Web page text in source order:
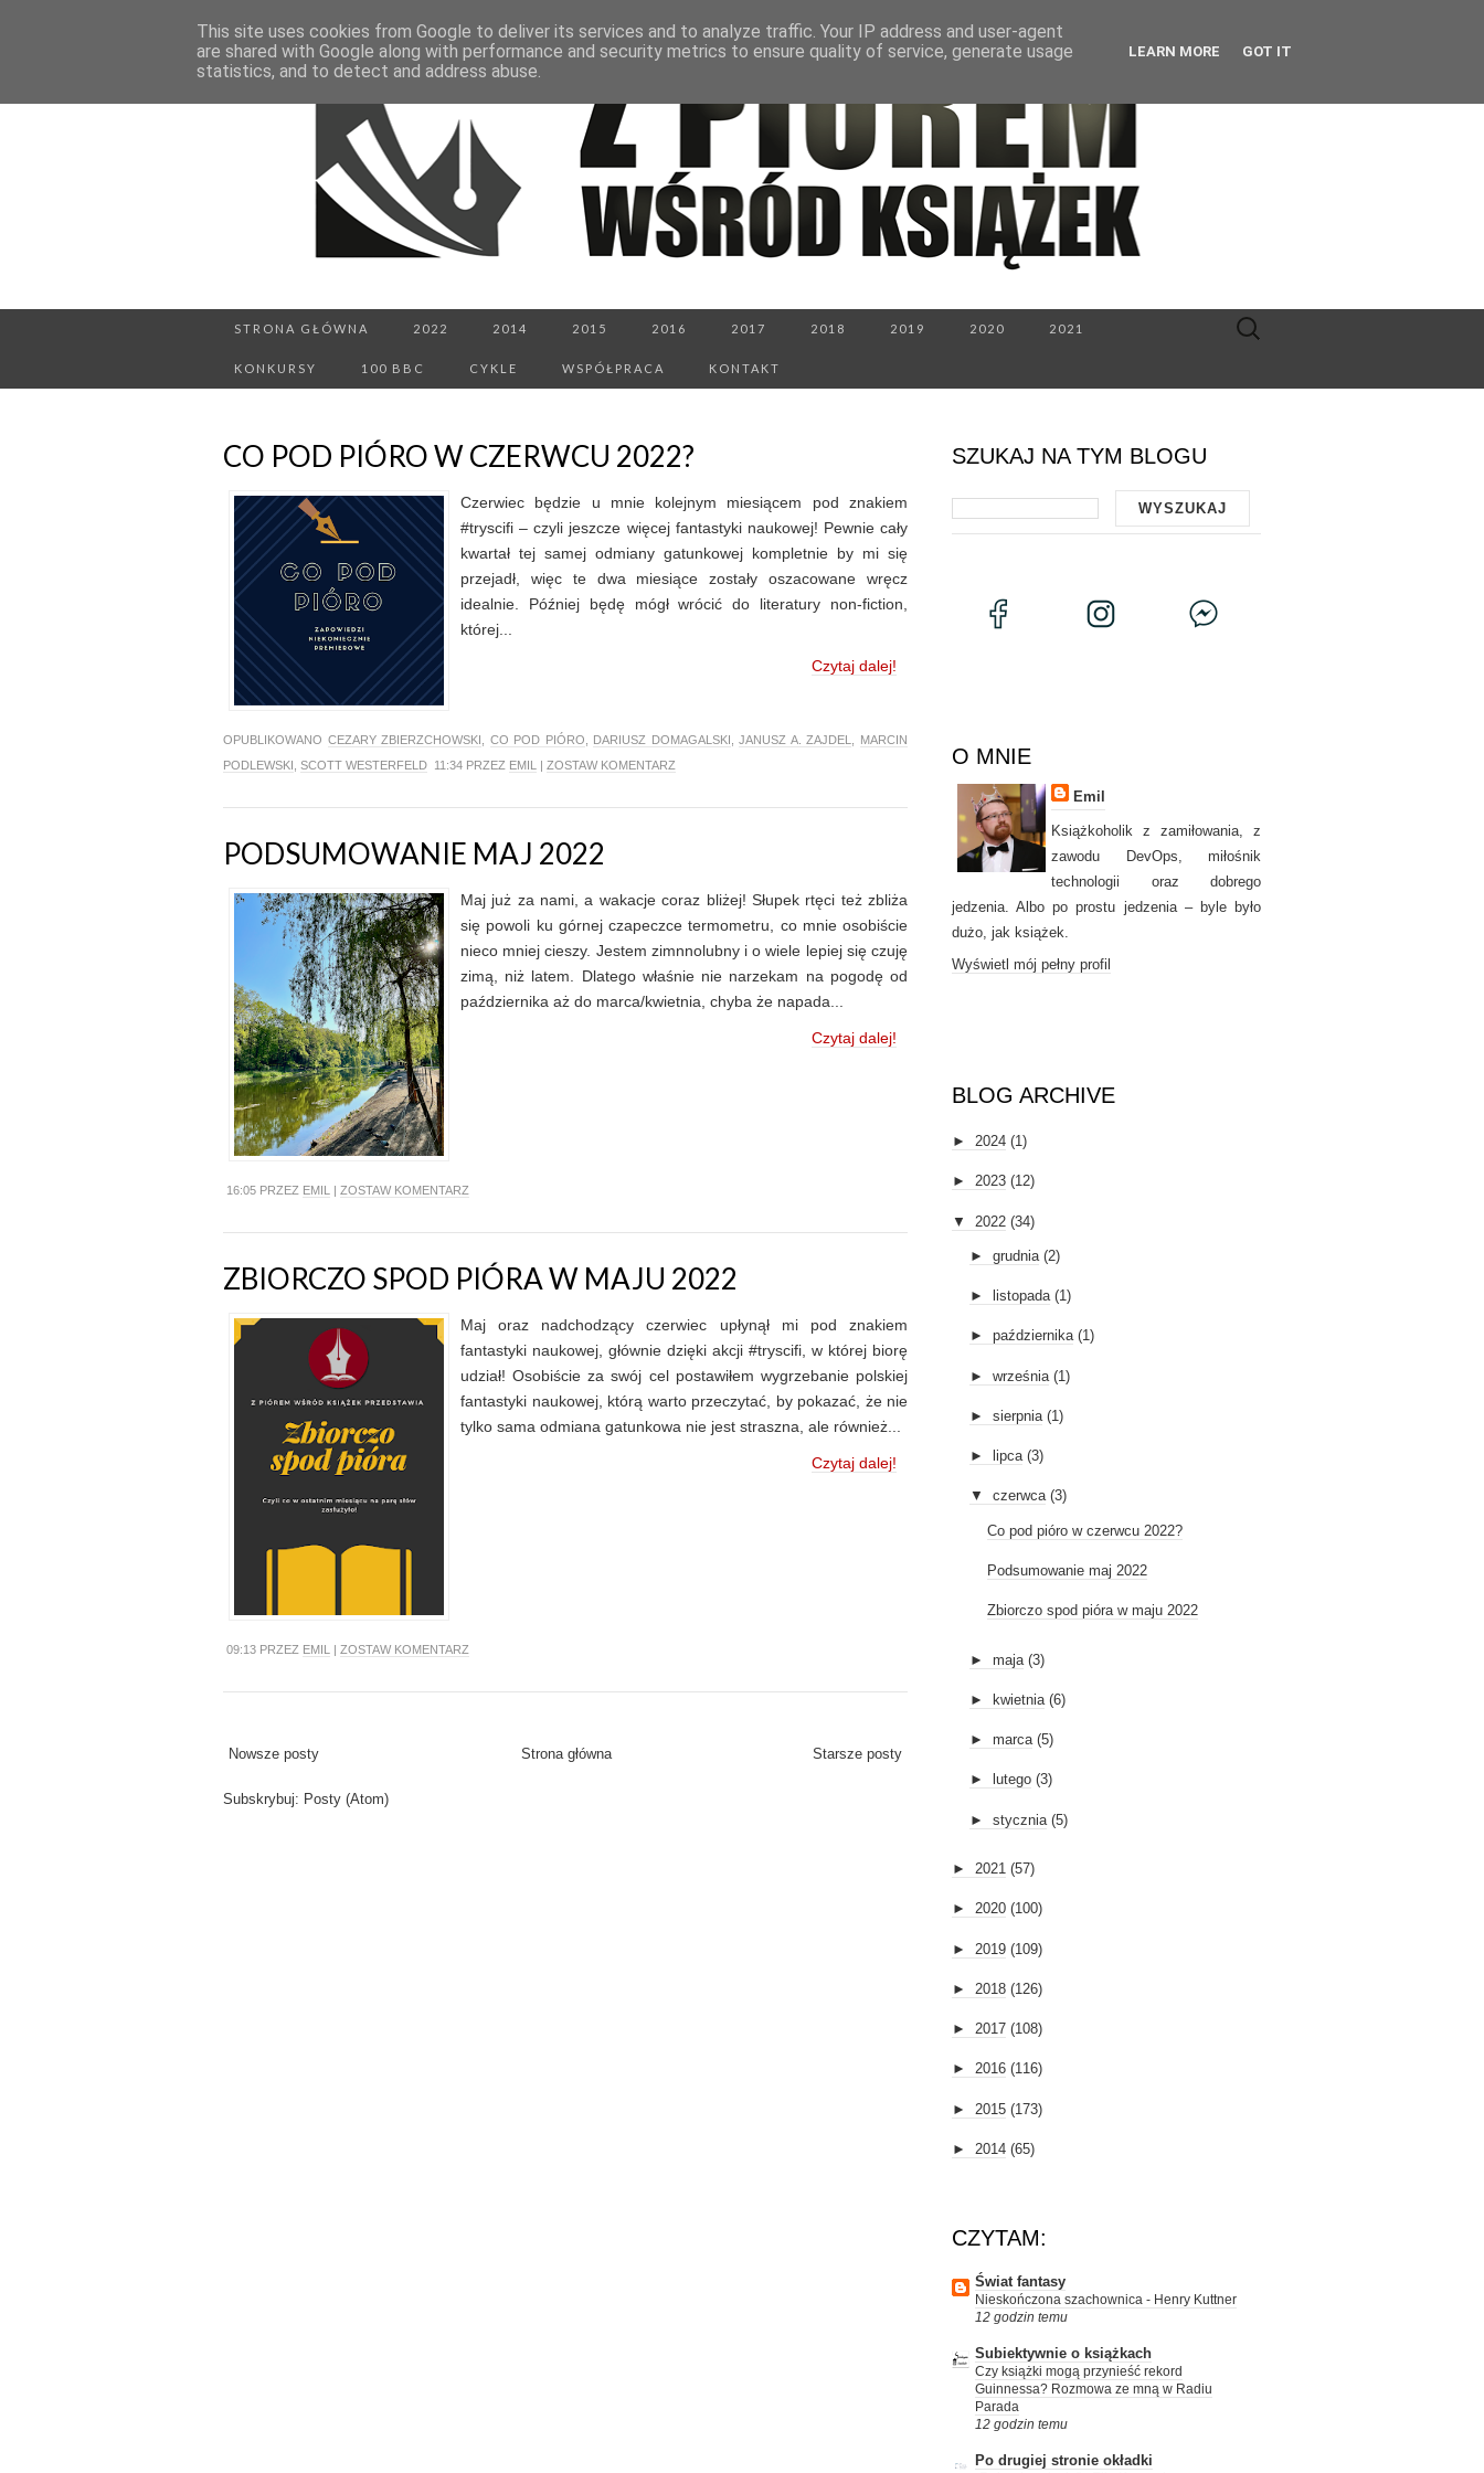
STRONA GŁÓWNA 2022 2014 2015 2016 2017 2018 2019 2020 2021
KONKURSY 100 BBC CYKLE WSPÓŁPRACA KONTAKT
Search
CO POD PIÓRO W CZERWCU 2022?
Czerwiec będzie u mnie kolejnym miesiącem pod znakiem
#tryscifi – czyli jeszcze więcej fantastyki naukowej! Pewnie cały
kwartał tej samej odmiany gatunkowej kompletnie by mi się
przejadł, więc te dwa miesiące zostały oszacowane wręcz
idealnie. Później będę mógł wrócić do literatury non-fiction,
której...
Czytaj dalej!
OPUBLIKOWANO CEZARY ZBIERZCHOWSKI CO POD PIÓRO DARIUSZ DOMAGALSKI ,JANUSZ A. ZAJDEL
MARCIN
PODLEWSKI SCOTT WESTERFELD 11:34 PRZEZ EMIL | ZOSTAW KOMENTARZ
PODSUMOWANIE MAJ 2022
Maj już za nami, a wakacje coraz bliżej! Słupek rtęci też zbliża
się powoli ku górnej czapeczce termometru, co mnie osobiście
nieco mniej cieszy. Jestem zimnnolubny i o wiele lepiej się czuję
zimą, niż latem. Dlatego właśnie nie narzekam na pogodę od
października aż do marca/kwietnia, chyba że napada...
Czytaj dalej!
16:05 PRZEZ EMIL | ZOSTAW KOMENTARZ
ZBIORCZO SPOD PIÓRA W MAJU 2022
Maj oraz nadchodzący czerwiec upłynął mi pod znakiem
fantastyki naukowej, głównie dzięki akcji #tryscifi, w której biorę
udział! Osobiście za swój cel postawiłem wygrzebanie polskiej
fantastyki naukowej, którą warto przeczytać, by pokazać, że nie
tylko sama odmiana gatunkowa nie jest straszna, ale również...
Czytaj dalej!
09:13 PRZEZ EMIL | ZOSTAW KOMENTARZ
Nowsze posty Starsze posty
Strona główna
Subskrybuj: Posty (Atom)
SZUKAJ NA TYM BLOGU
O MNIE
Emil
Książkoholik z zamiłowania, z
zawodu DevOps, miłośnik
technologii oraz dobrego
jedzenia. Albo po prostu jedzenia – byle było
dużo, jak książek.
Wyświetl mój pełny profil
BLOG ARCHIVE
► 2024 (1)
► 2023 (12)
▼ 2022 (34)
► grudnia (2)
► listopada (1)
► października (1)
► września (1)
► sierpnia (1)
► lipca (3)
▼ czerwca (3)
Co pod pióro w czerwcu 2022?
Podsumowanie maj 2022
Zbiorczo spod pióra w maju 2022
► maja (3)
► kwietnia (6)
► marca (5)
► lutego (3)
► stycznia (5)
► 2021 (57)
► 2020 (100)
► 2019 (109)
► 2018 (126)
► 2017 (108)
► 2016 (116)
► 2015 (173)
► 2014 (65)
CZYTAM:
Świat fantasy
Nieskończona szachownica - Henry Kuttner
12 godzin temu
Subiektywnie o książkach
Czy książki mogą przynieść rekord
Guinnessa? Rozmowa ze mną w Radiu
Parada
12 godzin temu
Po drugiej stronie okładki
This site uses cookies from Google to deliver its services and to analyze traffic. Your IP address and user-agent
are shared with Google along with performance and security metrics to ensure quality of service, generate usage
statistics, and to detect and address abuse.
LEARN MORE GOT IT